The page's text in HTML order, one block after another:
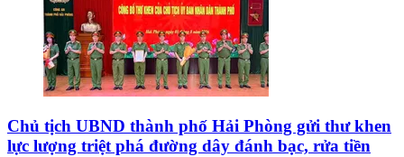
Chủ tịch UBND thành phố Hải Phòng gửi thư khen
lực lượng triệt phá đường dây đánh bạc, rửa tiền